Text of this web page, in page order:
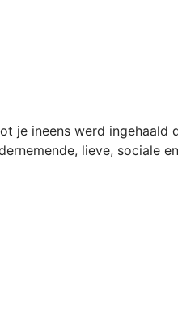
je ineens werd
lieve, sociale